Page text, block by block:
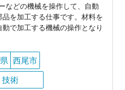
などの機械を操作して、自動
を加工する仕事です。材料を
で加工する機械の操作となり
西尾市
技術